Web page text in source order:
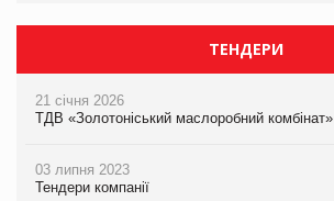
ТЕНДЕРИ
21 січня 2026
ТДВ «Золотоніський маслоробний комбінат»
03 липня 2023
Тендери компанії